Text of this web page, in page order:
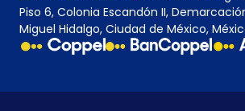
Piso 6, Colonia Escandón II,
Miguel Hidalgo, Ciudad de México,